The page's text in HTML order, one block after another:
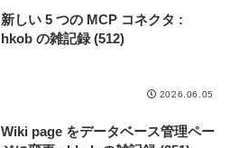
新しい 5 つの MCP コネクタ :
hkob の雑記録 (512)
2026.06.05
Wiki page をデータベース管理ペー